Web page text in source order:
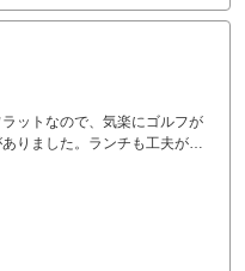
ットなので、気楽にゴルフが
りました。ランチも工夫があ
多かったのと、一部カート道
。でも、また行きたいと思い